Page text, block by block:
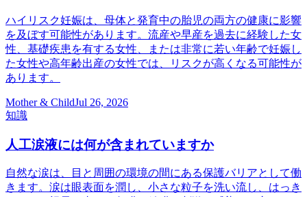
ハイリスク妊娠は、母体と発育中の胎児の両方の健康に影響
を及ぼす可能性があります。流産や早産を過去に経験した女
性、基礎疾患を有する女性、または非常に若い年齢で妊娠し
た女性や高年齢出産の女性では、リスクが高くなる可能性が
あります。
Mother & ChildJul 26, 2026
知識
人工涙液には何が含まれていますか
自然な涙は、目と周囲の環境の間にある保護バリアとして働
きます。涙は眼表面を潤し、小さな粒子を洗い流し、はっき